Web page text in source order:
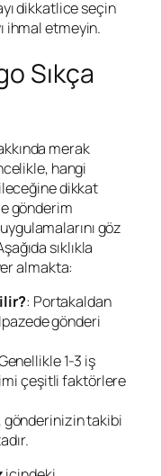
dikkatlice seçin
ihmal etmeyin.
Sıkça
merak
hangi
dikkat
gönderim
uygulamalarını göz
sıklıkla
almakta:
: Portakaldan
gönderi
1-3 iş
çeşitli faktörlere
gönderinizin takibi